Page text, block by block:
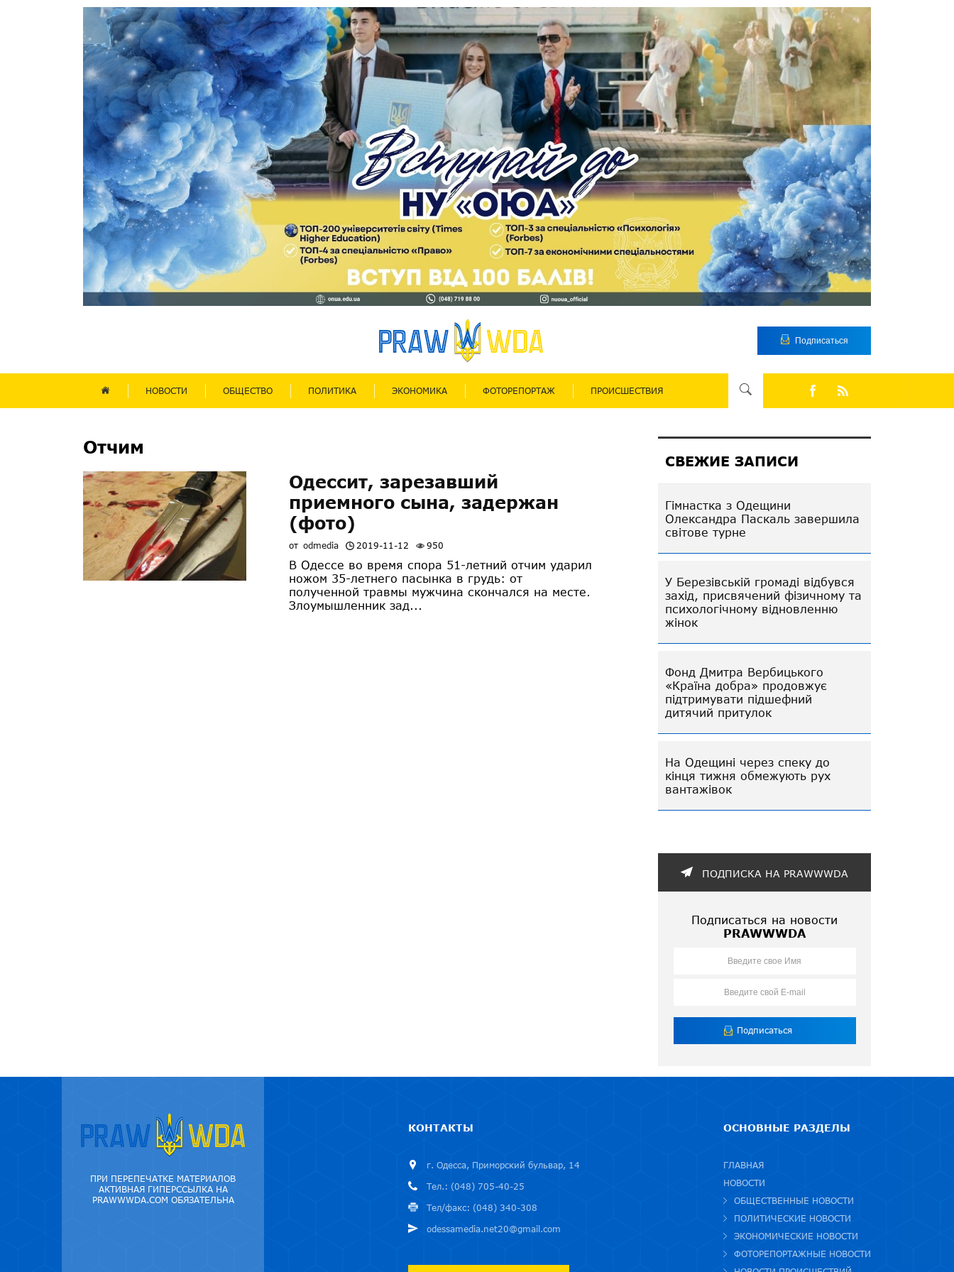
Подписаться
НОВОСТИ ОБЩЕСТВО ПОЛИТИКА ЭКОНОМИКА ФОТОРЕПОРТАЖ ПРОИСШЕСТВИЯ
Отчим
Одессит, зарезавший
приемного сына, задержан
(фото)
от odmedia 2019-11-12 950
В Одессе во время спора 51-летний отчим ударил
ножом 35-летнего пасынка в грудь: от
полученной травмы мужчина скончался на месте.
Злоумышленник зад...
СВЕЖИЕ ЗАПИСИ
Гімнастка з Одещини
Олександра Паскаль завершила
світове турне
У Березівській громаді відбувся
захід, присвячений фізичному та
психологічному відновленню
жінок
Фонд Дмитра Вербицького
«Країна добра» продовжує
підтримувати підшефний
дитячий притулок
На Одещині через спеку до
кінця тижня обмежують рух
вантажівок
ПОДПИСКА НА PRAWWWDA
Подписаться на новости
PRAWWWDA
ПРИ ПЕРЕПЕЧАТКЕ МАТЕРИАЛОВ
АКТИВНАЯ ГИПЕРССЫЛКА НА
PRAWWWDA.COM ОБЯЗАТЕЛЬНА
КОНТАКТЫ
г. Одесса, Приморский бульвар, 14
Тел.: (048) 705-40-25
Тел/факс: (048) 340-308
odessamedia.net20@gmail.com
ОСНОВНЫЕ РАЗДЕЛЫ
ГЛАВНАЯ
НОВОСТИ
ОБЩЕСТВЕННЫЕ НОВОСТИ
ПОЛИТИЧЕСКИЕ НОВОСТИ
ЭКОНОМИЧЕСКИЕ НОВОСТИ
ФОТОРЕПОРТАЖНЫЕ НОВОСТИ